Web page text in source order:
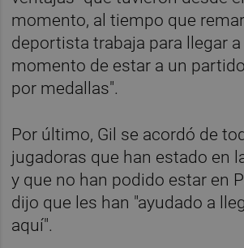
momento, al tiempo que
deportista trabaja para llegar a
momento de estar a un
por medallas".
Por último, Gil se acordó de
jugadoras que han estado en
y que no han podido estar en
dijo que les han "ayudado a
aquí".